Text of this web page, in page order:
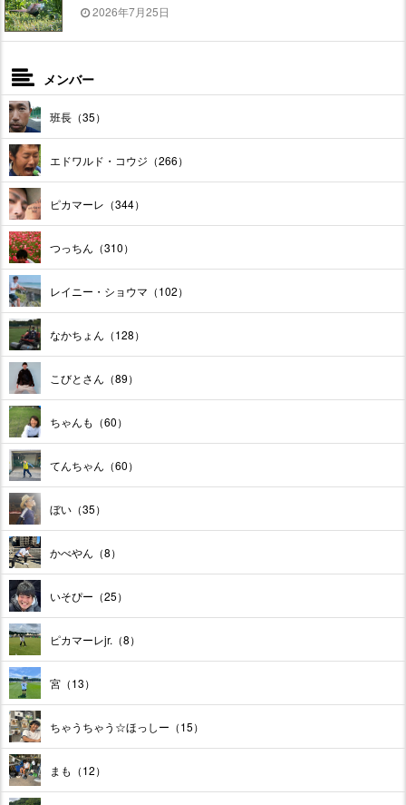
2026年7月25日
メンバー
班長（35）
エドワルド・コウジ（266）
ピカマーレ（344）
つっちん（310）
レイニー・ショウマ（102）
なかちょん（128）
こびとさん（89）
ちゃんも（60）
てんちゃん（60）
ぼい（35）
かべやん（8）
いそぴー（25）
ピカマーレjr.（8）
宮（13）
ちゃうちゃう☆ほっしー（15）
まも（12）